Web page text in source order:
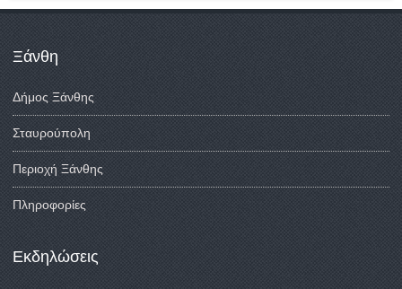
Ξάνθη
Δήμος Ξάνθης
Σταυρούπολη
Περιοχή Ξάνθης
Πληροφορίες
Εκδηλώσεις